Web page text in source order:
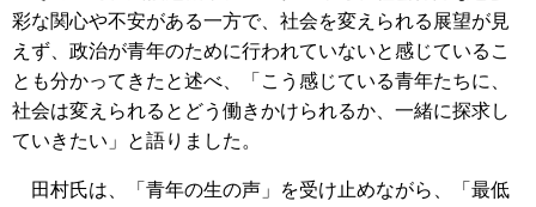
彩な関心や不安がある一方で、社会を変えられる展望が見
えず、政治が青年のために行われていないと感じているこ
とも分かってきたと述べ、「こう感じている青年たちに、
社会は変えられるとどう働きかけられるか、一緒に探求し
ていきたい」と語りました。
田村氏は、「青年の生の声」を受け止めながら、「最低